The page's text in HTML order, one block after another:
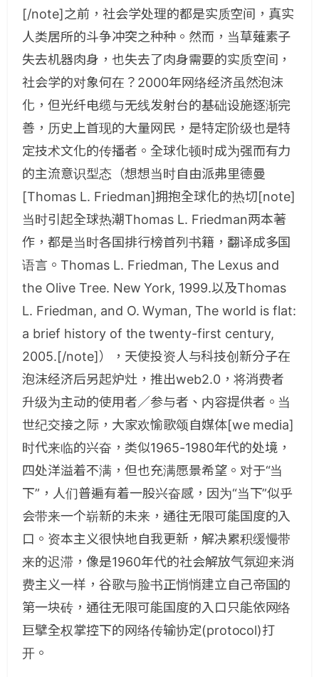
[/note]之前，社会学处理的都是实质空间，真实
人类居所的斗争冲突之种种。然而，当草薙素子
失去机器肉身，也失去了肉身需要的实质空间，
社会学的对象何在？2000年网络经济虽然泡沫
化，但光纤电缆与无线发射台的基础设施逐渐完
善，历史上首现的大量网民，是特定阶级也是特
定技术文化的传播者。全球化顿时成为强而有力
的主流意识型态（想想当时自由派弗里德曼
[Thomas L. Friedman]拥抱全球化的热切[note]
当时引起全球热潮Thomas L. Friedman两本著
作，都是当时各国排行榜首列书籍，翻译成多国
语言。Thomas L. Friedman, The Lexus and
the Olive Tree. New York, 1999.以及Thomas
L. Friedman, and O. Wyman, The world is flat:
a brief history of the twenty-first century,
2005.[/note]），天使投资人与科技创新分子在
泡沫经济后另起炉灶，推出web2.0，将消费者
升级为主动的使用者／参与者、内容提供者。当
世纪交接之际，大家欢愉歌颂自媒体[we media]
时代来临的兴奋，类似1965-1980年代的处境，
四处洋溢着不满，但也充满愿景希望。对于“当
下”，人们普遍有着一股兴奋感，因为“当下”似乎
会带来一个崭新的未来，通往无限可能国度的入
口。资本主义很快地自我更新，解决累积缓慢带
来的迟滞，像是1960年代的社会解放气氛迎来消
费主义一样，谷歌与脸书正悄悄建立自己帝国的
第一块砖，通往无限可能国度的入口只能依网络
巨擘全权掌控下的网络传输协定(protocol)打
开。